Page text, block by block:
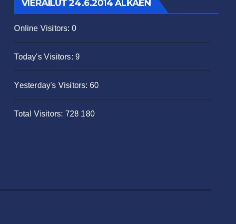
VIERAILUT 24.6.2014 ALKAEN
Online Visitors: 0
Today's Visitors: 9
Yesterday's Visitors: 60
Total Visitors: 728 180